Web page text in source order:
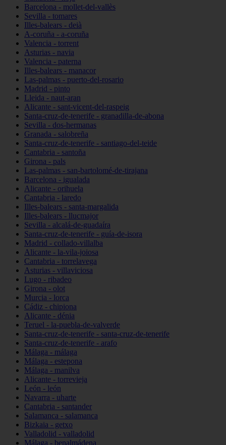
Barcelona - mollet-del-vallès
Sevilla - tomares
Illes-balears - deià
A-coruña - a-coruña
Valencia - torrent
Asturias - navia
Valencia - paterna
Illes-balears - manacor
Las-palmas - puerto-del-rosario
Madrid - pinto
Lleida - naut-aran
Alicante - sant-vicent-del-raspeig
Santa-cruz-de-tenerife - granadilla-de-abona
Sevilla - dos-hermanas
Granada - salobreña
Santa-cruz-de-tenerife - santiago-del-teide
Cantabria - santoña
Girona - pals
Las-palmas - san-bartolomé-de-tirajana
Barcelona - igualada
Alicante - orihuela
Cantabria - laredo
Illes-balears - santa-margalida
Illes-balears - llucmajor
Sevilla - alcalá-de-guadaíra
Santa-cruz-de-tenerife - guía-de-isora
Madrid - collado-villalba
Alicante - la-vila-joiosa
Cantabria - torrelavega
Asturias - villaviciosa
Lugo - ribadeo
Girona - olot
Murcia - lorca
Cádiz - chipiona
Alicante - dénia
Teruel - la-puebla-de-valverde
Santa-cruz-de-tenerife - santa-cruz-de-tenerife
Santa-cruz-de-tenerife - arafo
Málaga - málaga
Málaga - estepona
Málaga - manilva
Alicante - torrevieja
León - león
Navarra - uharte
Cantabria - santander
Salamanca - salamanca
Bizkaia - getxo
Valladolid - valladolid
Málaga - benalmádena